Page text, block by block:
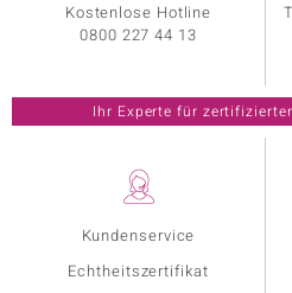
Kundenservice
Echtheitszertifikat
Kostenlose Hotline
0800 227 44 13
Ihr Experte für